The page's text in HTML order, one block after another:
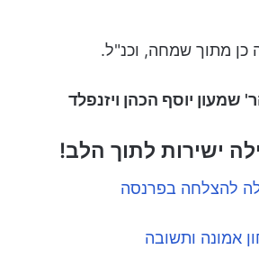
כן מתוך שמחה, וכנ"ל.
שמעון יוסף הכהן ויזנפלד
ישירות לתוך הלב!
להצלחה בפרנסה
אמונה ותשובה